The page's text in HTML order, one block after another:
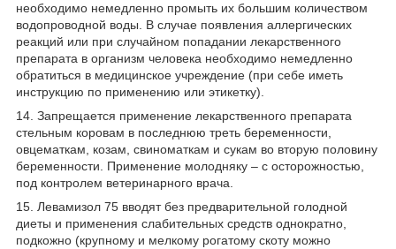
необходимо немедленно промыть их большим количеством
водопроводной воды. В случае появления аллергических
реакций или при случайном попадании лекарственного
препарата в организм человека необходимо немедленно
обратиться в медицинское учреждение (при себе иметь
инструкцию по применению или этикетку).
14. Запрещается применение лекарственного препарата
стельным коровам в последнюю треть беременности,
овцематкам, козам, свиноматкам и сукам во вторую половину
беременности. Применение молодняку – с осторожностью,
под контролем ветеринарного врача.
15. Левамизол 75 вводят без предварительной голодной
диеты и применения слабительных средств однократно,
подкожно (крупному и мелкому рогатому скоту можно